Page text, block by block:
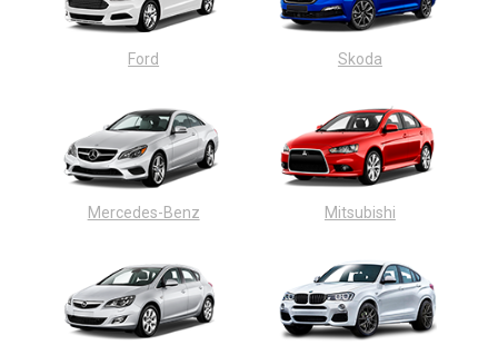
Ford Skoda
Mercedes-Benz Mitsubishi